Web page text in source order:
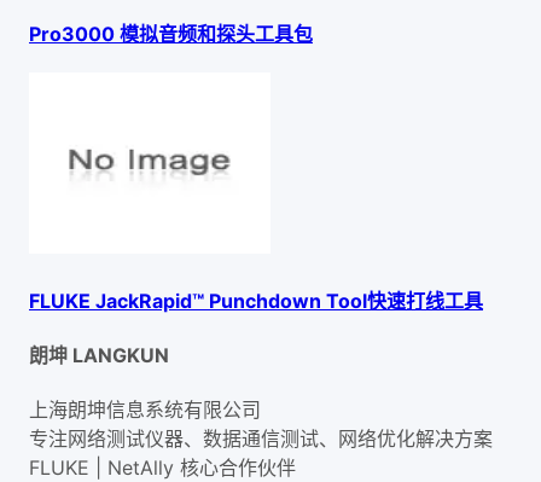
Pro3000 模拟音频和探头工具包
FLUKE JackRapid™ Punchdown Tool快速打线工具
朗坤 LANGKUN
上海朗坤信息系统有限公司
专注网络测试仪器、数据通信测试、网络优化解决方案
FLUKE | NetAlly 核心合作伙伴